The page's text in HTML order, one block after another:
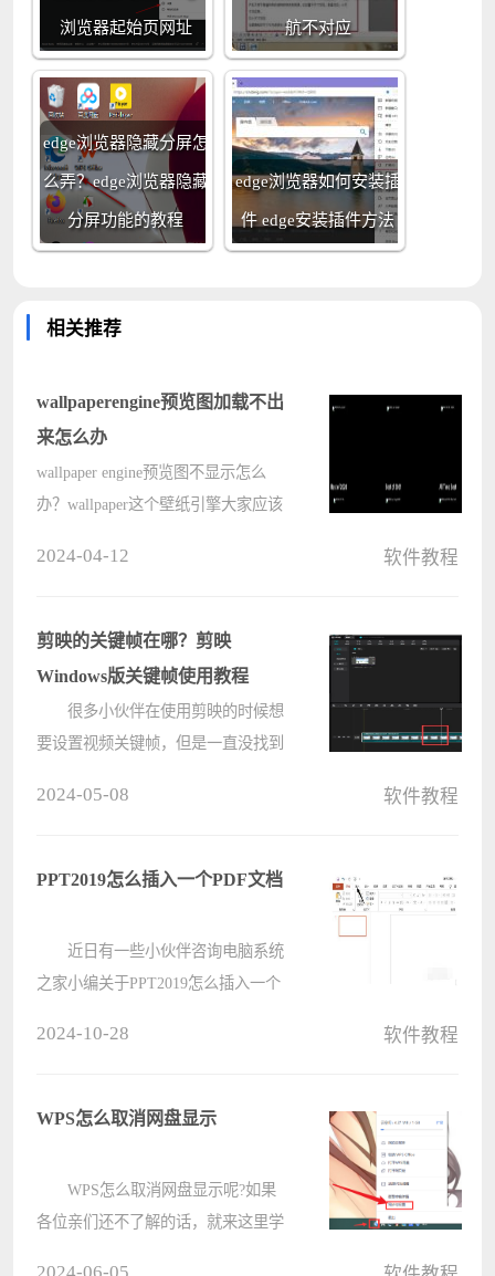
浏览器起始页网址 航不对应
edge浏览器隐藏分屏怎
么弄？edge浏览器隐藏
分屏功能的教程
edge浏览器如何安装插
件 edge安装插件方法
相关推荐
wallpaperengine预览图加载不出
来怎么办
wallpaper engine预览图不显示怎么
办？wallpaper这个壁纸引擎大家应该
示不可用以及不显示预览图的情
况，????
2024-04-12 软件教程
剪映的关键帧在哪？剪映
Windows版关键帧使用教程
很多小伙伴在使用剪映的时候想
要设置视频关键帧，但是一直没找到
用户快看过来！ 一、电脑版关键
2024-05-08 软件教程
PPT2019怎么插入一个PDF文档
近日有一些小伙伴咨询电脑系统
之家小编关于PPT2019怎么插入一个
解哦。 先打开电脑上面的
2024-10-28 软件教程
WPS怎么取消网盘显示
WPS怎么取消网盘显示呢?如果
各位亲们还不了解的话，就来这里学